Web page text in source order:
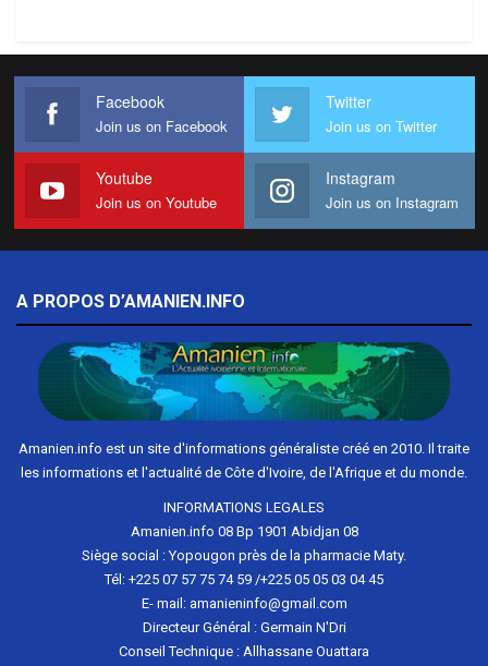
Facebook
Join us on Facebook
Twitter
Join us on Twitter
Youtube
Join us on Youtube
Instagram
Join us on Instagram
A PROPOS D’AMANIEN.INFO
Amanien.info est un site d'informations généraliste créé en 2010. Il traite
les informations et l'actualité de Côte d'Ivoire, de l'Afrique et du monde.
INFORMATIONS LEGALES
Amanien.info 08 Bp 1901 Abidjan 08
Siège social : Yopougon près de la pharmacie Maty.
Tél: +225 07 57 75 74 59 /+225 05 05 03 04 45
E- mail: amanieninfo@gmail.com
Directeur Général : Germain N'Dri
Conseil Technique : Allhassane Ouattara